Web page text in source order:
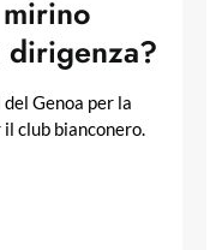
dirigenza?
Genoa per la
club bianconero.